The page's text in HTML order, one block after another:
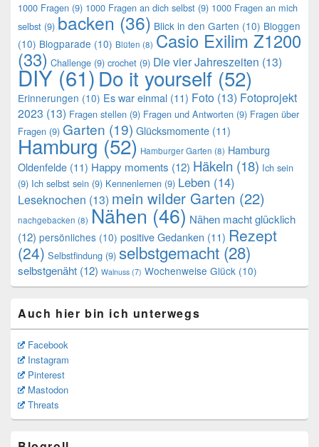
1000 Fragen (9) 1000 Fragen an dich selbst (9) 1000 Fragen an mich
selbst (9) backen (36) Blick in den Garten (10) Bloggen
(10) Blogparade (10) Blüten (8) Casio Exilim Z1200
(33) Challenge (9) crochet (9) Die vier Jahreszeiten (13)
DIY (61)Do it yourself (52)
Erinnerungen (10) Es war einmal (11) Foto (13) Fotoprojekt
2023 (13) Fragen stellen (9) Fragen und Antworten (9) Fragen über
Fragen (9) Garten (19) Glücksmomente (11)
Hamburg (52) Hamburger Garten (8) Hamburg
Oldenfelde (11) Happy moments (12) Häkeln (18) Ich sein
(9) Ich selbst sein (9) Kennenlernen (9) Leben (14)
Leseknochen (13) mein wilder Garten (22)
nachgebacken (8) Nähen (46) Nähen macht glücklich
(12) persönliches (10) positive Gedanken (11) Rezept
(24) Selbstfindung (9) selbstgemacht (28)
selbstgenäht (12) Walnuss (7) Wochenweise Glück (10)
Auch hier bin ich unterwegs
Facebook
Instagram
Pinterest
Mastodon
Threats